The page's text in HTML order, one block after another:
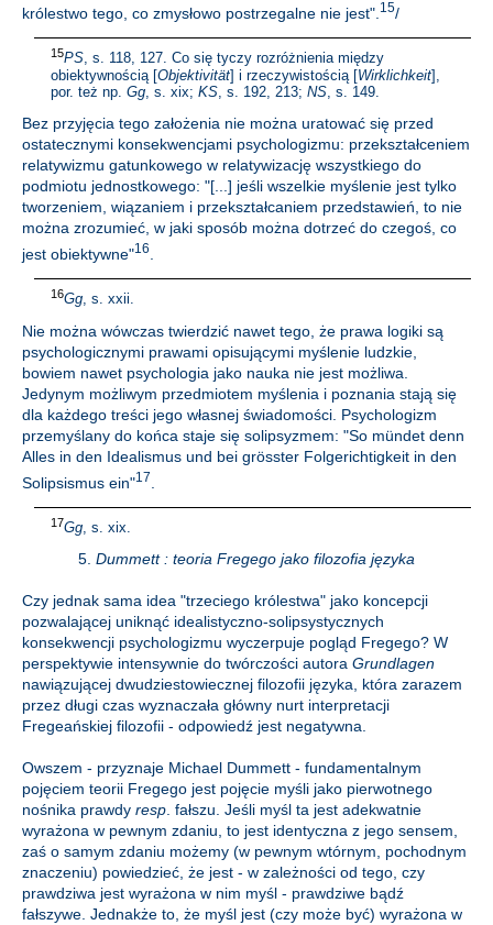
królestwo tego, co zmysłowo postrzegalne nie jest".15/
15PS, s. 118, 127. Co się tyczy rozróżnienia między
obiektywnością [Objektivität] i rzeczywistością [Wirklichkeit],
por. też np. Gg, s. xix; KS, s. 192, 213; NS, s. 149.
Bez przyjęcia tego założenia nie można uratować się przed
ostatecznymi konsekwencjami psychologizmu: przekształceniem
relatywizmu gatunkowego w relatywizację wszystkiego do
podmiotu jednostkowego: "[...] jeśli wszelkie myślenie jest tylko
tworzeniem, wiązaniem i przekształcaniem przedstawień, to nie
można zrozumieć, w jaki sposób można dotrzeć do czegoś, co
jest obiektywne"16.
16Gg, s. xxii.
Nie można wówczas twierdzić nawet tego, że prawa logiki są
psychologicznymi prawami opisującymi myślenie ludzkie,
bowiem nawet psychologia jako nauka nie jest możliwa.
Jedynym możliwym przedmiotem myślenia i poznania stają się
dla każdego treści jego własnej świadomości. Psychologizm
przemyślany do końca staje się solipsyzmem: "So mündet denn
Alles in den Idealismus und bei grösster Folgerichtigkeit in den
Solipsismus ein"17
17Gg, s. xix.
5. Dummett : teoria Fregego jako filozofia języka
Czy jednak sama idea "trzeciego królestwa" jako koncepcji
pozwalającej uniknąć idealistyczno-solipsystycznych
konsekwencji psychologizmu wyczerpuje pogląd Fregego? W
perspektywie intensywnie do twórczości autora Grundlagen
nawiązującej dwudziestowiecznej filozofii języka, która zarazem
przez długi czas wyznaczała główny nurt interpretacji
Fregeańskiej filozofii - odpowiedź jest negatywna.
Owszem - przyznaje Michael Dummett - fundamentalnym
pojęciem teorii Fregego jest pojęcie myśli jako pierwotnego
nośnika prawdy resp. fałszu. Jeśli myśl ta jest adekwatnie
wyrażona w pewnym zdaniu, to jest identyczna z jego sensem,
zaś o samym zdaniu możemy (w pewnym wtórnym, pochodnym
znaczeniu) powiedzieć, że jest - w zależności od tego, czy
prawdziwa jest wyrażona w nim myśl - prawdziwe bądź
fałszywe. Jednakże to, że myśl jest (czy może być) wyrażona w